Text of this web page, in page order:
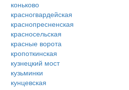
коньково
красногвардейская
краснопресненская
красносельская
красные ворота
кропоткинская
кузнецкий мост
кузьминки
кунцевская